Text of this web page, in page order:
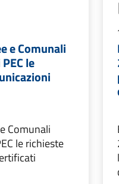
e Comunali
le
Comunali
le richieste